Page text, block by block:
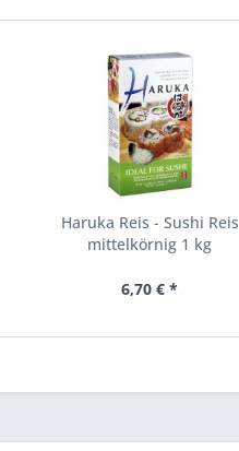
Haruka Reis - Sushi Reis
mittelkörnig 1 kg
6,70 € *